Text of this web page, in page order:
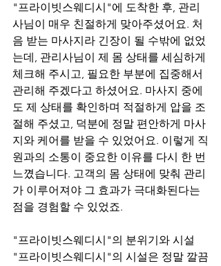
"프라이빗스웨디시"에 도착한 후, 관리
사님이 매우 친절하게 맞아주셨어요. 처
음 받는 마사지라 긴장이 될 수밖에 없었
는데, 관리사님이 제 몸 상태를 세심하게
체크해 주시고, 필요한 부분에 집중해서
관리해 주겠다고 하셨어요. 마사지 중에
도 제 상태를 확인하며 적절하게 압을 조
절해 주셨고, 덕분에 정말 편안하게 마사
지와 케어를 받을 수 있었어요. 이렇게 직
원과의 소통이 중요한 이유를 다시 한 번
느꼈습니다. 고객의 몸 상태에 맞춰 관리
가 이루어져야 그 효과가 극대화된다는
점을 경험할 수 있었죠.
"프라이빗스웨디시"의 분위기와 시설
"프라이빗스웨디시"의 시설은 정말 깔끔